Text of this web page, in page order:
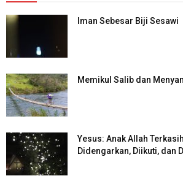
Iman Sebesar Biji Sesawi
Memikul Salib dan
Yesus: Anak Allah
Didengarkan, Diikuti, dan